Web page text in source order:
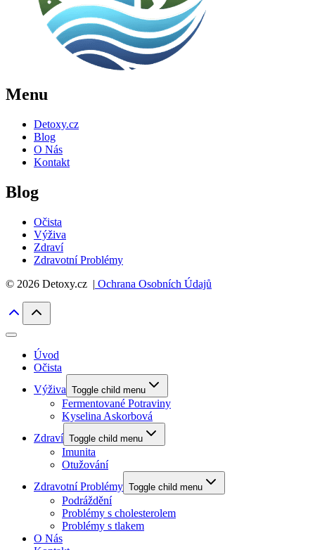
Menu
Detoxy.cz
Blog
O Nás
Kontakt
Blog
Očista
Výživa
Zdraví
Zdravotní Problémy
© 2026 Detoxy.cz | Ochrana Osobních Údajů
Úvod
Očista
Výživa Toggle child menu
Fermentované Potraviny
Kyselina Askorbová
Zdraví Toggle child menu
Imunita
Otužování
Zdravotní Problémy Toggle child menu
Podráždění
Problémy s cholesterolem
Problémy s tlakem
O Nás